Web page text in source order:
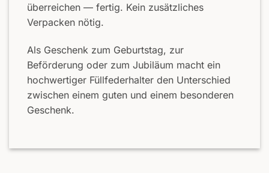
überreichen — fertig. Kein zusätzliches
Verpacken nötig.
Als Geschenk zum Geburtstag, zur
Beförderung oder zum Jubiläum macht ein
hochwertiger Füllfederhalter den Unterschied
zwischen einem guten und einem besonderen
Geschenk.